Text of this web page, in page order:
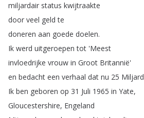
miljardair status kwijtraakte
door veel geld te
doneren aan goede doelen.
Ik werd uitgeroepen tot 'Meest
invloedrijke vrouw in Groot Britannië'
en bedacht een verhaal dat nu 25 Miljard
Ik ben geboren op 31 Juli 1965 in Yate,
Gloucestershire, Engeland